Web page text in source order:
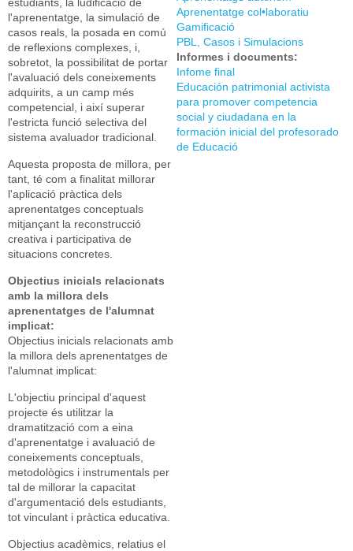
l'aprenentatge, la simulació de
casos reals, la posada en comú
de reflexions complexes, i,
sobretot, la possibilitat de portar
l'avaluació dels coneixements
adquirits, a un camp més
competencial, i així superar
l'estricta funció selectiva del
sistema avaluador tradicional.
Aquesta proposta de millora, per
tant, té com a finalitat millorar
l'aplicació pràctica dels
aprenentatges conceptuals
mitjançant la reconstrucció
creativa i participativa de
situacions concretes.
Objectius inicials relacionats
amb la millora dels
aprenentatges de l'alumnat
implicat:
Objectius inicials relacionats amb
la millora dels aprenentatges de
l'alumnat implicat:
L'objectiu principal d'aquest
projecte és utilitzar la
dramatització com a eina
d'aprenentatge i avaluació de
coneixements conceptuals,
metodològics i instrumentals per
tal de millorar la capacitat
d'argumentació dels estudiants,
tot vinculant i pràctica educativa.
Objectius acadèmics, relatius el
Aprenentatge col•laboratiu
Gamificació
PBL, Casos i Simulacions
Informes i documents:
Infome final
Educación patrimonial activista
para promover competencia
social y ciudadana en la
formación inicial del profesorado
de Educació